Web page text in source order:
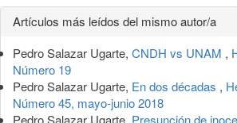
Detalles
del
artículo
Artículos más leídos del mismo autor/a
Pedro Salazar Ugarte, CNDH vs UNAM ,
Número 19
Pedro Salazar Ugarte, En dos décadas ,
Número 45, mayo-junio 2018
Pedro Salazar Ugarte, Presunción de